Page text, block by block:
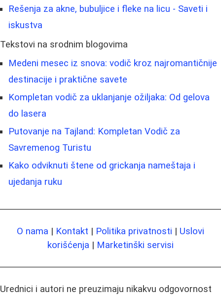
Rešenja za akne, bubuljice i fleke na licu - Saveti i
iskustva
Tekstovi na srodnim blogovima
Medeni mesec iz snova: vodič kroz najromantičnije
destinacije i praktične savete
Kompletan vodič za uklanjanje ožiljaka: Od gelova
do lasera
Putovanje na Tajland: Kompletan Vodič za
Savremenog Turistu
Kako odviknuti štene od grickanja nameštaja i
ujedanja ruku
O nama | Kontakt | Politika privatnosti | Uslovi
korišćenja | Marketinški servisi
Urednici i autori ne preuzimaju nikakvu odgovornost